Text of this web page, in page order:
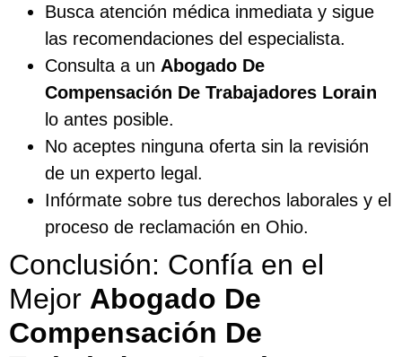
Busca atención médica inmediata y sigue
las recomendaciones del especialista.
Consulta a un Abogado De
Compensación De Trabajadores Lorain
lo antes posible.
No aceptes ninguna oferta sin la revisión
de un experto legal.
Infórmate sobre tus derechos laborales y el
proceso de reclamación en Ohio.
Conclusión: Confía en el
Mejor Abogado De
Compensación De